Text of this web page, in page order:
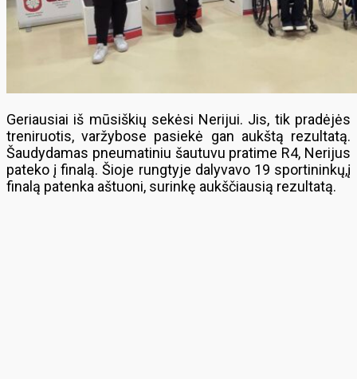
Geriausiai iš mūsiškių sekėsi Nerijui. Jis, tik pradėjės
treniruotis, varžybose pasiekė gan aukštą rezultatą.
Šaudydamas pneumatiniu šautuvu pratime R4, Nerijus
pateko į finalą. Šioje rungtyje dalyvavo 19 sportininkų,į
finalą patenka aštuoni, surinkę aukščiausią rezultatą.